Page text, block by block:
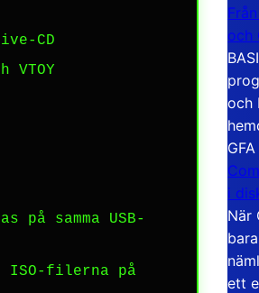
CD
VTOY
samma USB-
ISO-filerna på
och
och
i
När
ett